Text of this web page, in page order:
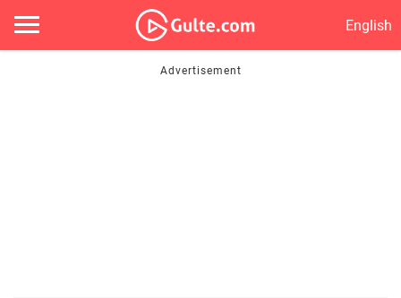
English